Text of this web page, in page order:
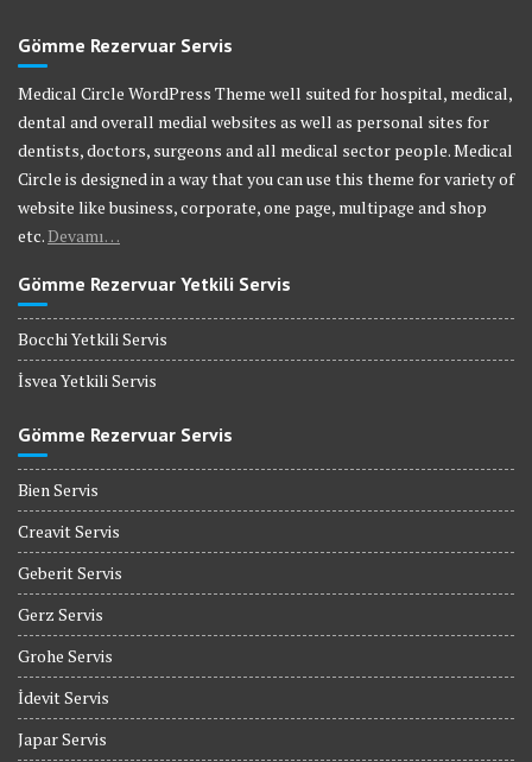
Gömme Rezervuar Servis
Medical Circle WordPress Theme well suited for hospital, medical,
dental and overall medial websites as well as personal sites for
dentists, doctors, surgeons and all medical sector people. Medical
Circle is designed in a way that you can use this theme for variety of
website like business, corporate, one page, multipage and shop
etc.Devamı…
Gömme Rezervuar Yetkili Servis
Bocchi Yetkili Servis
İsvea Yetkili Servis
Gömme Rezervuar Servis
Bien Servis
Creavit Servis
Geberit Servis
Gerz Servis
Grohe Servis
İdevit Servis
Japar Servis